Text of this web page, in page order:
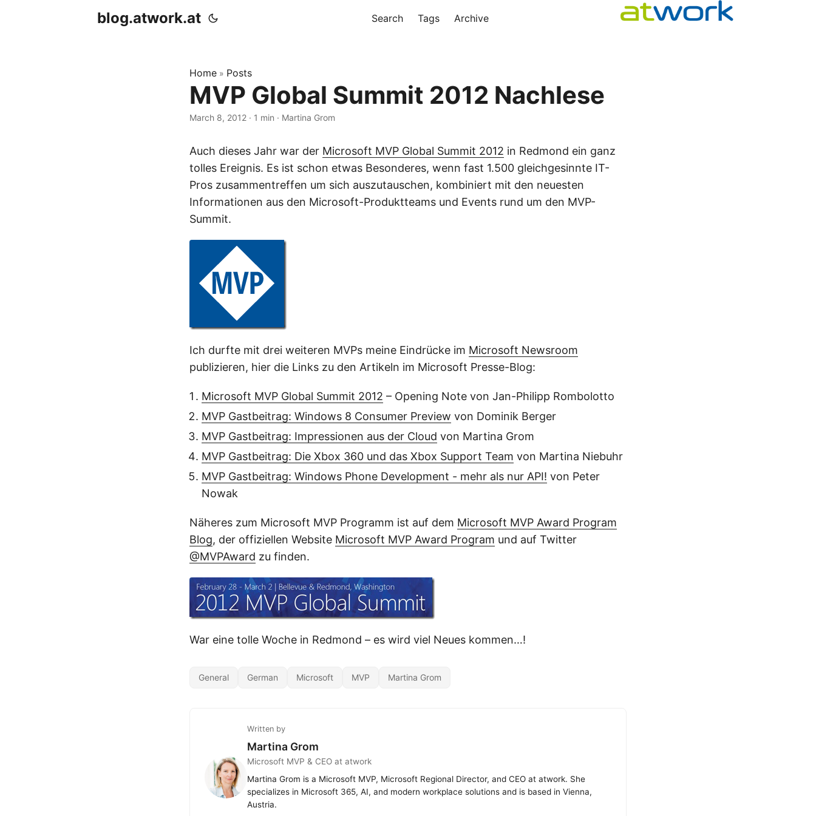
blog.atwork.at Search Tags Archive
Home » Posts
MVP Global Summit 2012 Nachlese
March 8, 2012 · 1 min · Martina Grom
Auch dieses Jahr war der Microsoft MVP Global Summit 2012 in Redmond ein ganz
tolles Ereignis. Es ist schon etwas Besonderes, wenn fast 1.500 gleichgesinnte IT-
Pros zusammentreffen um sich auszutauschen, kombiniert mit den neuesten
Informationen aus den Microsoft-Produktteams und Events rund um den MVP-
Summit.
Ich durfte mit drei weiteren MVPs meine Eindrücke im Microsoft Newsroom
publizieren, hier die Links zu den Artikeln im Microsoft Presse-Blog:
Microsoft MVP Global Summit 2012 – Opening Note von Jan-Philipp Rombolotto
MVP Gastbeitrag: Windows 8 Consumer Preview von Dominik Berger
MVP Gastbeitrag: Impressionen aus der Cloud von Martina Grom
MVP Gastbeitrag: Die Xbox 360 und das Xbox Support Team von Martina Niebuhr
MVP Gastbeitrag: Windows Phone Development - mehr als nur API! von Peter
Nowak
Näheres zum Microsoft MVP Programm ist auf dem Microsoft MVP Award Program
Blog, der offiziellen Website Microsoft MVP Award Program und auf Twitter
@MVPAward zu finden.
War eine tolle Woche in Redmond – es wird viel Neues kommen…!
General German Microsoft MVP Martina Grom
Written by
Martina Grom
Microsoft MVP & CEO at atwork
Martina Grom is a Microsoft MVP, Microsoft Regional Director, and CEO at atwork. She
specializes in Microsoft 365, AI, and modern workplace solutions and is based in Vienna,
Austria.